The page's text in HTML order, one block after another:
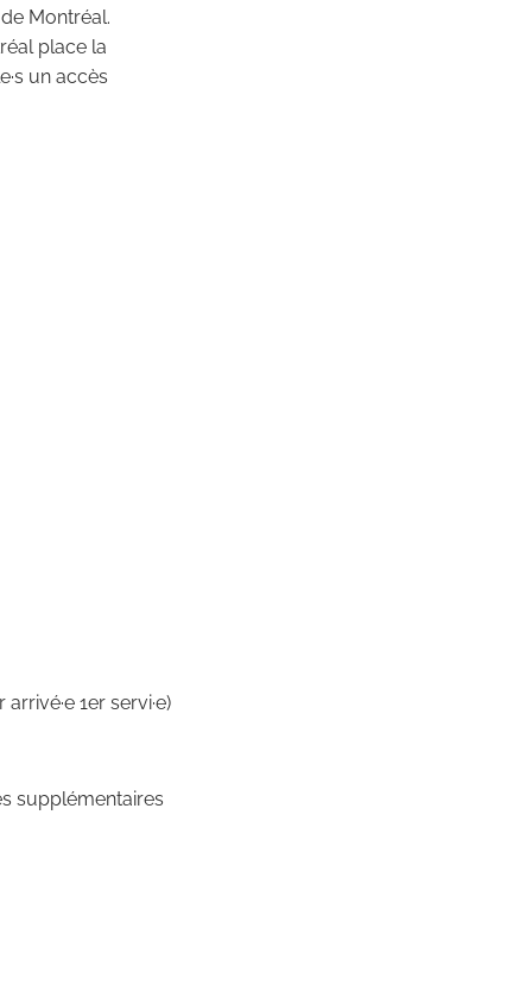
Montréal.
place la
un accès
1er servi·e)
supplémentaires